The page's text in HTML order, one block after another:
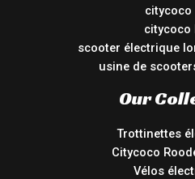
citycoco
citycoco
scooter électrique
usine de
Our
Trottinettes
Citycoco
Vélos